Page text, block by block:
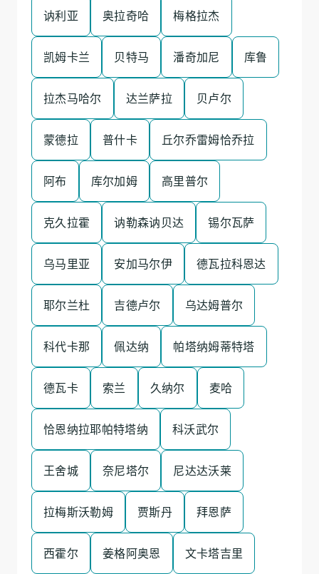
讷利亚 奥拉奇哈 梅格拉杰
凯姆卡兰 贝特马 潘奇加尼 库鲁
拉杰马哈尔 达兰萨拉 贝卢尔
蒙德拉 普什卡 丘尔乔雷姆恰乔拉
阿布 库尔加姆 高里普尔
克久拉霍 讷勒森讷贝达 锡尔瓦萨
乌马里亚 安加马尔伊 德瓦拉科恩达
耶尔兰杜 吉德卢尔 乌达姆普尔
科代卡那 佩达纳 帕塔纳姆蒂特塔
德瓦卡 索兰 久纳尔 麦哈
恰恩纳拉耶帕特塔纳 科沃武尔
王舍城 奈尼塔尔 尼达达沃莱
拉梅斯沃勒姆 贾斯丹 拜恩萨
西霍尔 姜格阿奥恩 文卡塔吉里